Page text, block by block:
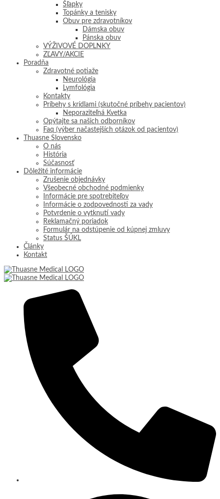
Šľapky
Topánky a tenisky
Obuv pre zdravotníkov
Dámska obuv
Pánska obuv
VÝŽIVOVÉ DOPLNKY
ZĽAVY/AKCIE
Poradňa
Zdravotné potiaže
Neurológia
Lymfológia
Kontakty
Príbehy s krídlami (skutočné príbehy pacientov)
Neporaziteľná Kvetka
Opýtajte sa našich odborníkov
Faq (výber načastejších otázok od pacientov)
Thuasne Slovensko
O nás
História
Súčasnosť
Dôležité informácie
Zrušenie objednávky
Všeobecné obchodné podmienky
Informácie pre spotrebiteľov
Informácie o zodpovednosti za vady
Potvrdenie o vytknutí vady
Reklamačný poriadok
Formulár na odstúpenie od kúpnej zmluvy
Status ŠÚKL
Články
Kontakt